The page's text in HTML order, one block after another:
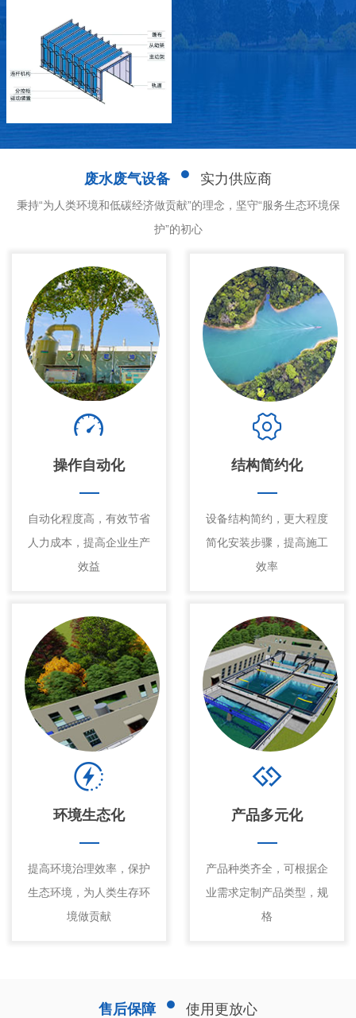
废水废气设备 实力供应商
秉持“为人类环境和低碳经济做贡献”的理念，坚守“服务生态环境保
护”的初心
操作自动化
自动化程度高，有效节省
人力成本，提高企业生产
效益
结构简约化
设备结构简约，更大程度
简化安装步骤，提高施工
效率
环境生态化
提高环境治理效率，保护
生态环境，为人类生存环
境做贡献
产品多元化
产品种类齐全，可根据企
业需求定制产品类型，规
格
售后保障 使用更放心